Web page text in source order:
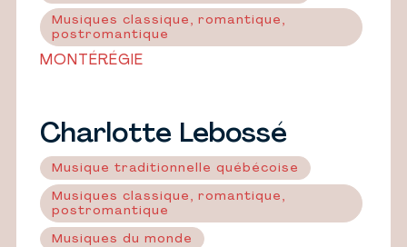
Musiques classique, romantique,
postromantique
MONTÉRÉGIE
Charlotte Lebossé
Musique traditionnelle québécoise
Musiques classique, romantique,
postromantique
Musiques du monde